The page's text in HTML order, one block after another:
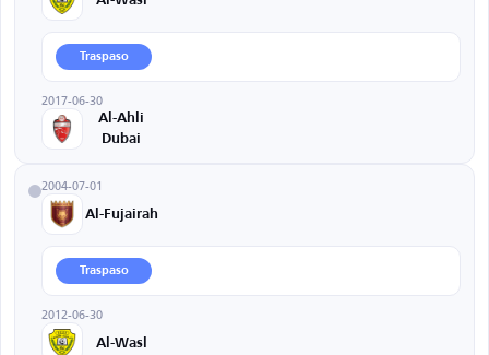
Traspaso
2017-06-30
Al-Ahli
Dubai
2004-07-01
Al-Fujairah
Traspaso
2012-06-30
Al-Wasl